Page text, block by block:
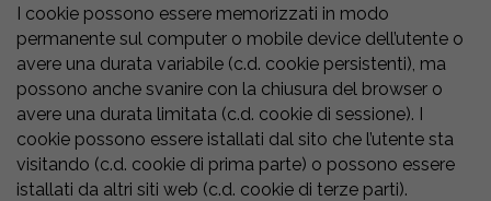
I cookie possono essere memorizzati in modo
permanente sul computer o mobile device dell’utente o
avere una durata variabile (c.d. cookie persistenti), ma
possono anche svanire con la chiusura del browser o
avere una durata limitata (c.d. cookie di sessione). I
cookie possono essere istallati dal sito che l’utente sta
visitando (c.d. cookie di prima parte) o possono essere
istallati da altri siti web (c.d. cookie di terze parti).